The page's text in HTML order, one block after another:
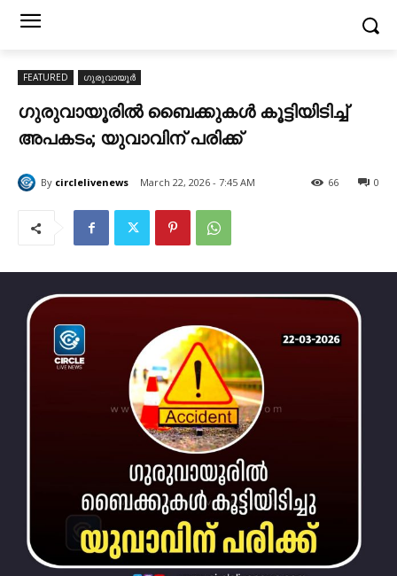
FEATURED ഗുരുവായൂർ
ഗുരുവായൂരിൽ ബൈക്കുകൾ കൂട്ടിയിടിച്ച്
അപകടം; യുവാവിന് പരിക്ക്
By circlelivenews March 22, 2026 - 7:45 AM 0
66